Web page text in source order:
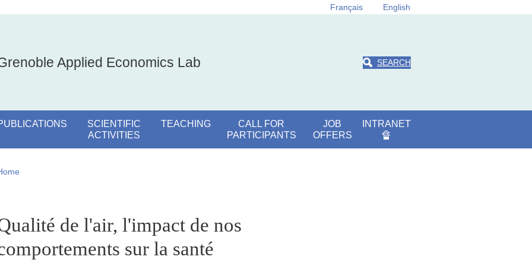
Français English
Applied Economics Lab SEARCH
SCIENTIFIC
ACTIVITIES
TEACHING
CALL FOR
PARTICIPANTS
JOB
OFFERS
INTRANET
🔏
Sidebar
de l'air, l'impact de nos
sur la santé